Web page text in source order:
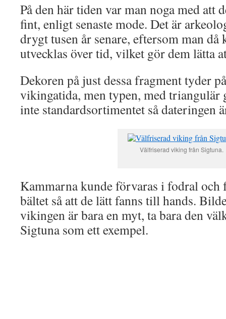
På den här tiden var man noga med att
fint, enligt senaste mode. Det är
drygt tusen år senare, eftersom man då
utvecklas över tid, vilket gör dem lätta
Dekoren på just dessa fragment tyder
vikingatida, men typen, med
inte standardsortimentet så dateringen
Välfriserad viking från Sigtuna.
Kammarna kunde förvaras i fodral och
bältet så att de lätt fanns till hands.
vikingen är bara en myt, ta bara den
Sigtuna som ett exempel.